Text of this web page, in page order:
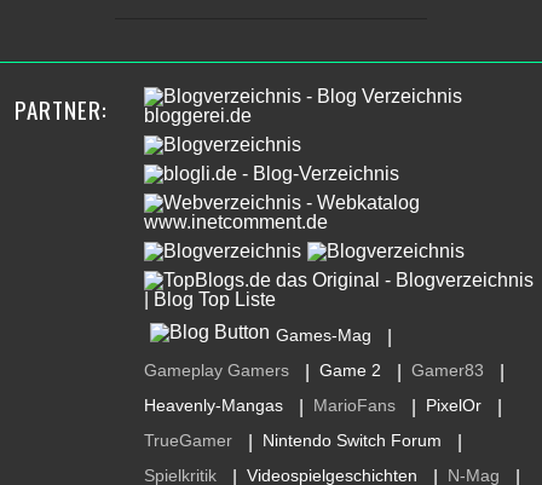
PARTNER:
Games-Mag
Gameplay Gamers Game 2 Gamer83
Heavenly-Mangas MarioFans PixelOr
TrueGamer Nintendo Switch Forum
Spielkritik Videospielgeschichten N-Mag